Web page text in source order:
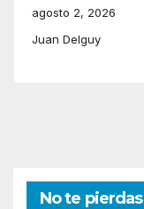
agosto 2, 2026
Juan Delguy
No te pierdas